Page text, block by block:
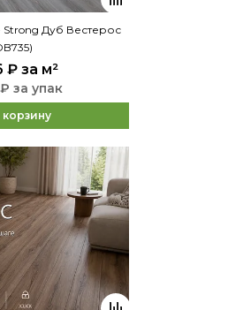
Strong Дуб Вестерос
₽за м²
за упак
корзину